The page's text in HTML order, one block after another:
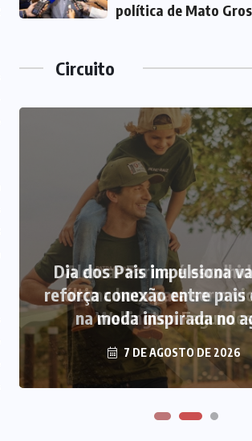
política de Mato
Circuito
Alencar Farina é
última hora para ser o
Wellington Fagundes
7 DE AGOSTO DE 2026